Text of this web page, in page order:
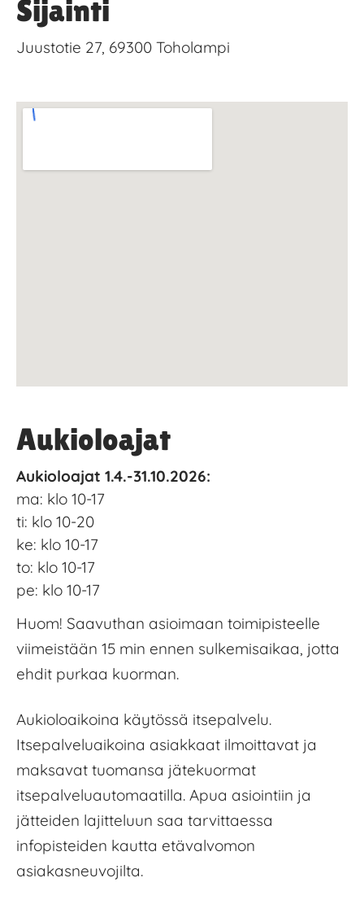
Sijainti
Juustotie 27, 69300 Toholampi
Aukioloajat
Aukioloajat 1.4.-31.10.2026:
ma: klo 10-17
ti: klo 10-20
ke: klo 10-17
to: klo 10-17
pe: klo 10-17
Huom! Saavuthan asioimaan toimipisteelle
viimeistään 15 min ennen sulkemisaikaa, jotta
ehdit purkaa kuorman.
Aukioloaikoina käytössä itsepalvelu.
Itsepalveluaikoina asiakkaat ilmoittavat ja
maksavat tuomansa jätekuormat
itsepalveluautomaatilla. Apua asiointiin ja
jätteiden lajitteluun saa tarvittaessa
infopisteiden kautta etävalvomon
asiakasneuvojilta.